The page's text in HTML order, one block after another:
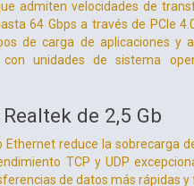
admiten velocidades de
64 Gbps a través de PCIe
de carga de aplicaciones y
unidades de sistema
de 2,5 Gb
Ethernet reduce la sobrecarga
TCP y UDP
de datos más rápidas y